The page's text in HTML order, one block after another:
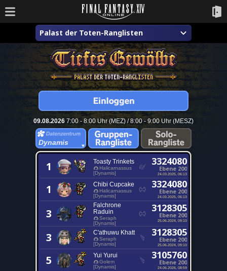
Palast der Toten-Ranglisten
09.08.2026 7:00 - 8:00 Uhr (MEZ) / 8:00 - 9:00 Uhr (MESZ)
Dynamis
1 Toasty Trinkets
Halicarnassus
[Dynamis]
3324080
Ebene 200
24.03.2025, 06:13
1 Chibi Cupcake
Halicarnassus
[Dynamis]
3324080
Ebene 200
24.03.2025, 06:13
3
Falchrone
Raduin
Seraph
[Dynamis]
3128305
Ebene 200
25.06.2024, 09:10
3 C'athuwu Khatt
Seraph
[Dynamis]
3128305
Ebene 200
25.06.2024, 09:10
5 Yui Yurui
Golem
[Dynamis]
3105760
Ebene 200
24.06.2026, 08:59